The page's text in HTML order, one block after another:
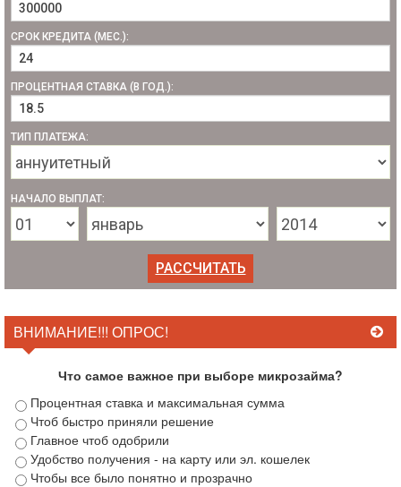
СРОК КРЕДИТА (МЕС.):
ПРОЦЕНТНАЯ СТАВКА (В ГОД.):
ТИП ПЛАТЕЖА:
НАЧАЛО ВЫПЛАТ:
ВНИМАНИЕ!!! ОПРОС!
Что самое важное при выборе микрозайма?
Процентная ставка и максимальная сумма
Чтоб быстро приняли решение
Главное чтоб одобрили
Удобство получения - на карту или эл. кошелек
Чтобы все было понятно и прозрачно